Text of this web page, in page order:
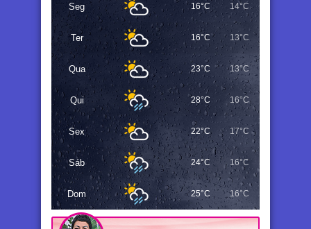
Seg 16°C 14°C
Ter 16°C 13°C
Qua 23°C 13°C
Qui 28°C 16°C
Sex 22°C 17°C
Sáb 24°C 16°C
Dom 25°C 16°C